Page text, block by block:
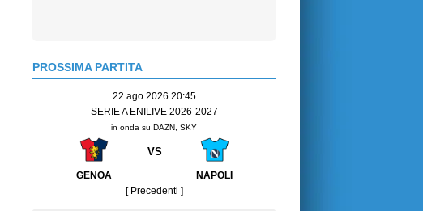
PROSSIMA PARTITA
22 ago 2026 20:45
SERIE A ENILIVE 2026-2027
in onda su DAZN, SKY
VS
GENOA
NAPOLI
[ Precedenti ]